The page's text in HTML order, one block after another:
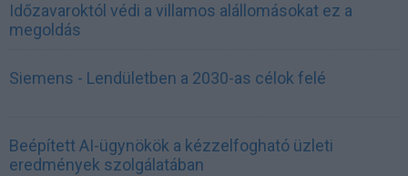
Időzavaroktól védi a villamos alállomásokat ez a
megoldás
Siemens - Lendületben a 2030-as célok felé
Beépített AI-ügynökök a kézzelfogható üzleti
eredmények szolgálatában